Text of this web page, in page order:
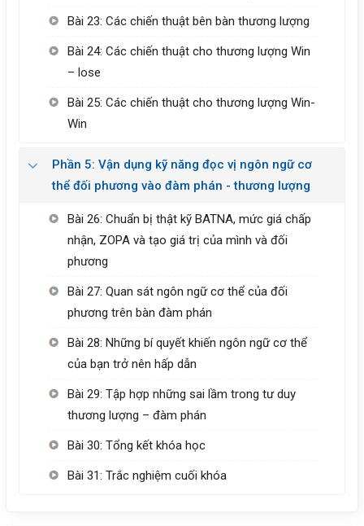
Bài 23: Các chiến thuật bên bàn thương lượng
Bài 24: Các chiến thuật cho thương lượng Win
– lose
Bài 25: Các chiến thuật cho thương lượng Win-
Win
Phần 5: Vận dụng kỹ năng đọc vị ngôn ngữ cơ
thể đối phương vào đàm phán - thương lượng
Bài 26: Chuẩn bị thật kỹ BATNA, mức giá chấp
nhận, ZOPA và tạo giá trị của mình và đối
phương
Bài 27: Quan sát ngôn ngữ cơ thể của đối
phương trên bàn đàm phán
Bài 28: Những bí quyết khiến ngôn ngữ cơ thể
của bạn trở nên hấp dẫn
Bài 29: Tập hợp những sai lầm trong tư duy
thương lượng – đàm phán
Bài 30: Tổng kết khóa học
Bài 31: Trắc nghiệm cuối khóa